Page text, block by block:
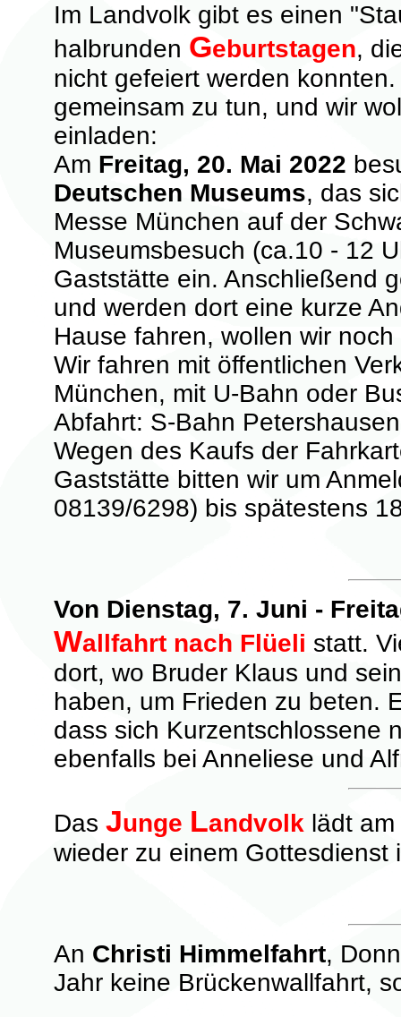
Im Landvolk gibt es einen
halbrunden Geburtstagen,
nicht gefeiert werden
gemeinsam zu tun, und wir
einladen:
Am Freitag, 20. Mai 2022
Deutschen Museums, das
Messe München auf der
Museumsbesuch (ca.10 - 12
Gaststätte ein. Anschließend
und werden dort eine kurze
Hause fahren, wollen wir
Wir fahren mit öffentlichen
München, mit U-Bahn oder
Abfahrt: S-Bahn
Wegen des Kaufs der
Gaststätte bitten wir um
08139/6298) bis spätestens
Von Dienstag, 7. Juni -
Wallfahrt nach Flüeli statt.
dort, wo Bruder Klaus und
haben, um Frieden zu beten.
dass sich Kurzentschlossene
ebenfalls bei Anneliese und
Das Junge Landvolk lädt
wieder zu einem
An Christi Himmelfahrt,
Jahr keine Brückenwallfahrt,